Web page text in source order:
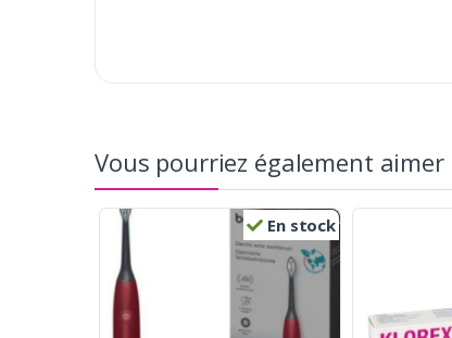
Vous pourriez également aimer
En stock